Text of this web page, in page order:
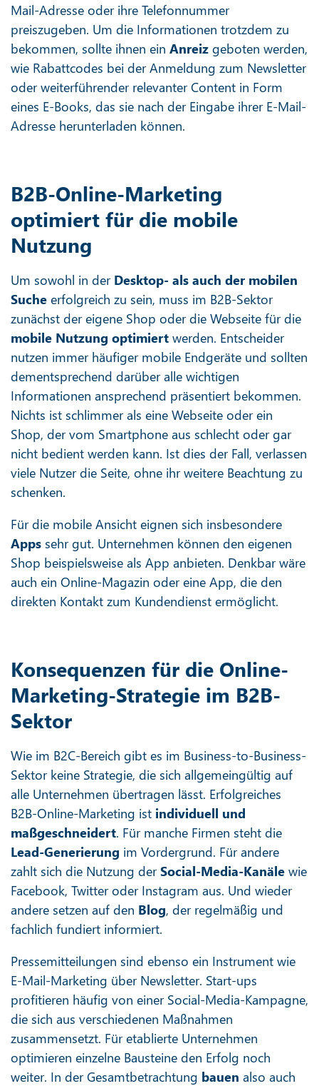
Mail-Adresse oder ihre Telefonnummer
preiszugeben. Um die Informationen trotzdem zu
bekommen, sollte ihnen ein Anreiz geboten werden,
wie Rabattcodes bei der Anmeldung zum Newsletter
oder weiterführender relevanter Content in Form
eines E-Books, das sie nach der Eingabe ihrer E-Mail-
Adresse herunterladen können.
B2B-Online-Marketing
optimiert für die mobile
Nutzung
Um sowohl in der Desktop- als auch der mobilen
Suche erfolgreich zu sein, muss im B2B-Sektor
zunächst der eigene Shop oder die Webseite für die
mobile Nutzung optimiert werden. Entscheider
nutzen immer häufiger mobile Endgeräte und sollten
dementsprechend darüber alle wichtigen
Informationen ansprechend präsentiert bekommen.
Nichts ist schlimmer als eine Webseite oder ein
Shop, der vom Smartphone aus schlecht oder gar
nicht bedient werden kann. Ist dies der Fall, verlassen
viele Nutzer die Seite, ohne ihr weitere Beachtung zu
schenken.
Für die mobile Ansicht eignen sich insbesondere
Apps sehr gut. Unternehmen können den eigenen
Shop beispielsweise als App anbieten. Denkbar wäre
auch ein Online-Magazin oder eine App, die den
direkten Kontakt zum Kundendienst ermöglicht.
Konsequenzen für die Online-
Marketing-Strategie im B2B-
Sektor
Wie im B2C-Bereich gibt es im Business-to-Business-
Sektor keine Strategie, die sich allgemeingültig auf
alle Unternehmen übertragen lässt. Erfolgreiches
B2B-Online-Marketing ist individuell und
maßgeschneidert. Für manche Firmen steht die
Lead-Generierung im Vordergrund. Für andere
zahlt sich die Nutzung derSocial-Media-Kanäle wie
Facebook, Twitter oder Instagram aus. Und wieder
andere setzen auf den Blog, der regelmäßig und
fachlich fundiert informiert.
Pressemitteilungen sind ebenso ein Instrument wie
E-Mail-Marketing über Newsletter. Start-ups
profitieren häufig von einer Social-Media-Kampagne,
die sich aus verschiedenen Maßnahmen
zusammensetzt. Für etablierte Unternehmen
optimieren einzelne Bausteine den Erfolg noch
weiter. In der Gesamtbetrachtung bauen also auch